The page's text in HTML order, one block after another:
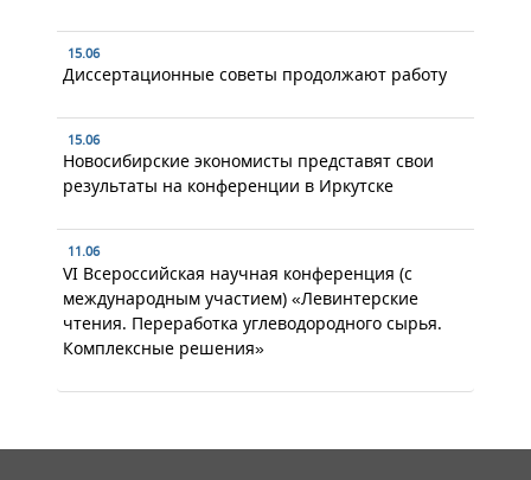
15.06
Диссертационные советы продолжают работу
15.06
Новосибирские экономисты представят свои
результаты на конференции в Иркутске
11.06
VI Всероссийская научная конференция (с
международным участием) «Левинтерские
чтения. Переработка углеводородного сырья.
Комплексные решения»